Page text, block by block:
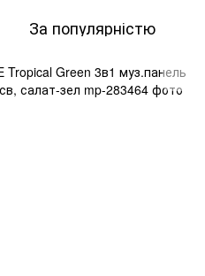
За популярністю